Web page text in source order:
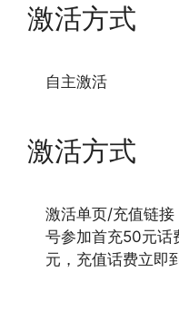
激活方式
自主激活
激活方式
激活单页/充值链接
号参加首充50元话
元，充值话费立即